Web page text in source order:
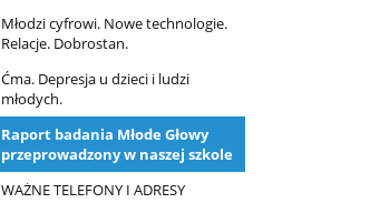
Młodzi cyfrowi. Nowe technologie.
Relacje. Dobrostan.
Ćma. Depresja u dzieci i ludzi
młodych.
Raport badania Młode Głowy
przeprowadzony w naszej szkole
WAŻNE TELEFONY I ADRESY